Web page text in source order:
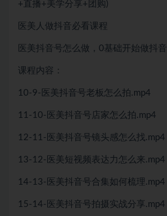
医美人做抖音必看课程
医美抖音号怎么做，0基础开始做抖音
课程内容：
10-9-医美抖音号老板怎么拍.mp4
11-10-医美抖音号店家怎么拍.mp4
12-11-医美抖音号镜头感怎么找.mp4
13-12-医美短视频表达力怎么来.mp4
14-13-医美抖音号合集如何梳理.mp4
15-14-医美抖音号拍摄实战分享.mp4